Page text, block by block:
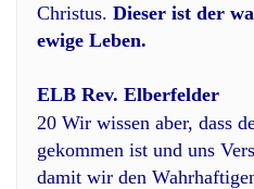
Christus. Dieser ist der
ewige Leben.
ELB Rev. Elberfelder
20 Wir wissen aber, dass
gekommen ist und uns
damit wir den